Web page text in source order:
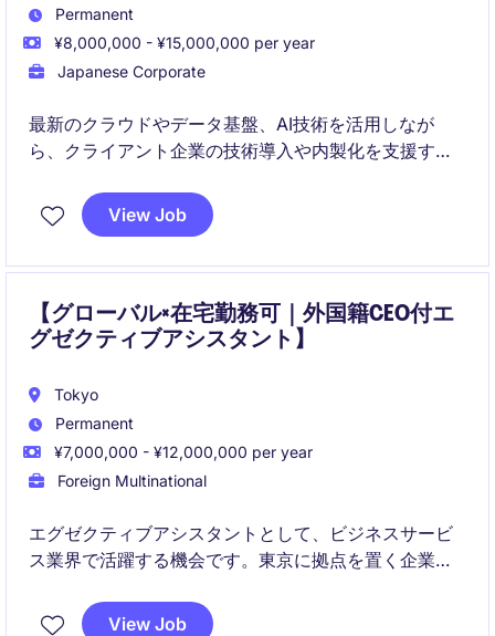
Permanent
¥8,000,000 - ¥15,000,000 per year
Japanese Corporate
最新のクラウドやデータ基盤、AI技術を活用しなが
ら、クライアント企業の技術導入や内製化を支援する
CEO直下の新規事業領域で、アセスメントからプロジ
おります。
View Job
【グローバル×在宅勤務可｜外国籍CEO付エ
グゼクティブアシスタント】
Tokyo
Permanent
¥7,000,000 - ¥12,000,000 per year
Foreign Multinational
エグゼクティブアシスタントとして、ビジネスサービ
ス業界で活躍する機会です。東京に拠点を置く企業に
支える重要な役割を担います。
View Job